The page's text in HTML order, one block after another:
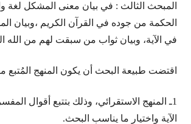
المبحث الثالث : في بيان معنى المشكل لغة
الحكمة من جوده في القرآن الكريم ،وبيان
في الآية، وبيان ثواب من سبقت لهم من الله
اقتضت طبيعة البحث أن يكون المنهج المُتبع
1ـ المنهج الاستقرائي، وذلك بتتبع أقوال
الآية واختيار ما يناسب البحث.